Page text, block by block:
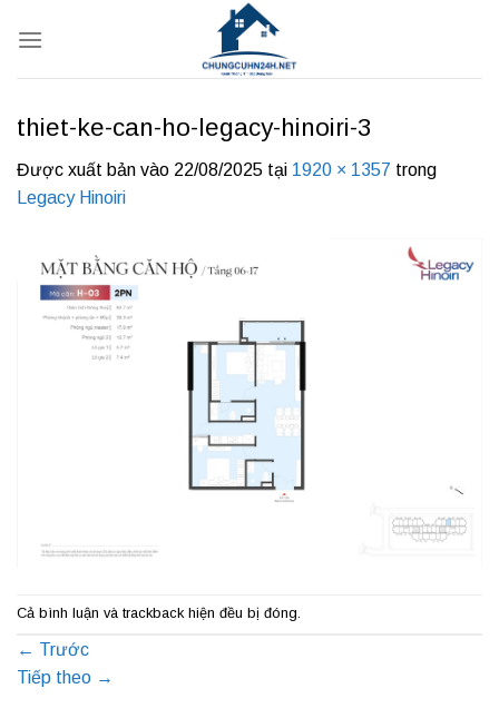
qua
thiet-ke-can-ho-legacy-hinoiri-3
Được xuất bản vào 22/08/2025 tại 1920 × 1357 trong
Legacy Hinoiri
Cả bình luận và trackback hiện đều bị đóng.
← Trước
Tiếp theo →